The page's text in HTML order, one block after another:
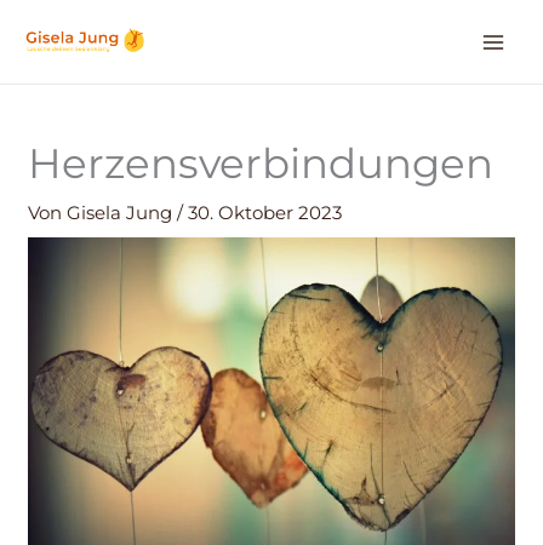
Inhalt
Herzensverbindungen
VonGisela Jung/30. Oktober 2023